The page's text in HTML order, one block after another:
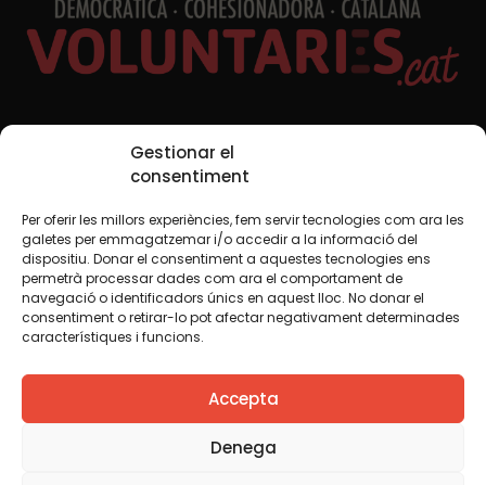
Gestionar el
consentiment
Per oferir les millors experiències, fem servir tecnologies com ara les
galetes per emmagatzemar i/o accedir a la informació del
dispositiu. Donar el consentiment a aquestes tecnologies ens
permetrà processar dades com ara el comportament de
navegació o identificadors únics en aquest lloc. No donar el
consentiment o retirar-lo pot afectar negativament determinades
característiques i funcions.
Accepta
Denega
Xarxes Socials
TWT YTB IG FB IN
Avís legalPolítica de cookies
Creiem que el coneixement s’ha de compartir. Per això
fem servir una llicència Creative Commons, llevat que en
algun material indiquem el contrari. Us animem a copiar,
redistribuir, remesclar o transformar i crear els continguts